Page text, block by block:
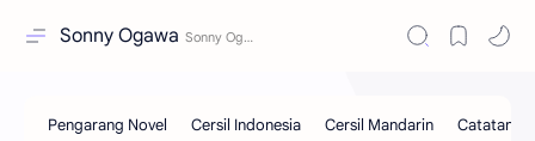
Sonny Ogawa